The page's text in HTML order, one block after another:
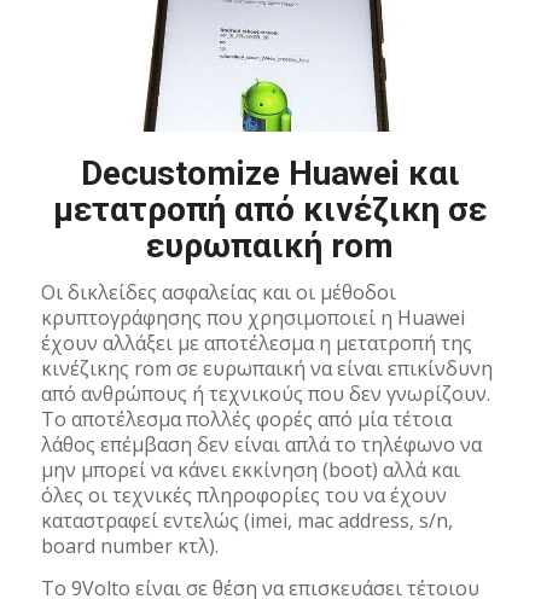
Decustomize Huawei και
μετατροπή από κινέζικη σε
ευρωπαική rom
Οι δικλείδες ασφαλείας και οι μέθοδοι
κρυπτογράφησης που χρησιμοποιεί η Huawei
έχουν αλλάξει με αποτέλεσμα η μετατροπή της
κινέζικης rom σε ευρωπαική να είναι επικίνδυνη
από ανθρώπους ή τεχνικούς που δεν γνωρίζουν.
Το αποτέλεσμα πολλές φορές από μία τέτοια
λάθος επέμβαση δεν είναι απλά το τηλέφωνο να
μην μπορεί να κάνει εκκίνηση (boot) αλλά και
όλες οι τεχνικές πληροφορίες του να έχουν
καταστραφεί εντελώς (imei, mac address, s/n,
board number κτλ).
Το 9Volto είναι σε θέση να επισκευάσει τέτοιου